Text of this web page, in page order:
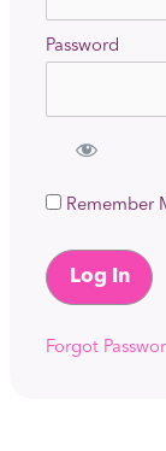
Password
Remember
Forgot